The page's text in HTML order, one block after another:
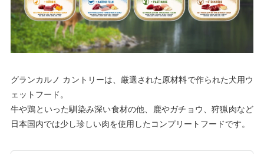
グランカルノ カントリーは、厳選された原材料で作られた犬用ウ
ェットフード。
牛や鶏といった馴染み深い食材の他、鹿やガチョウ、狩猟肉など
日本国内では少し珍しい肉を使用したコンプリートフードです。